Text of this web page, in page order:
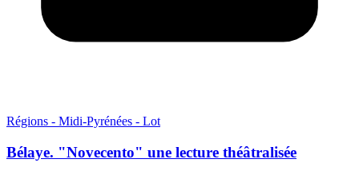
Régions - Midi-Pyrénées - Lot
Bélaye. "Novecento" une lecture théâtralisée